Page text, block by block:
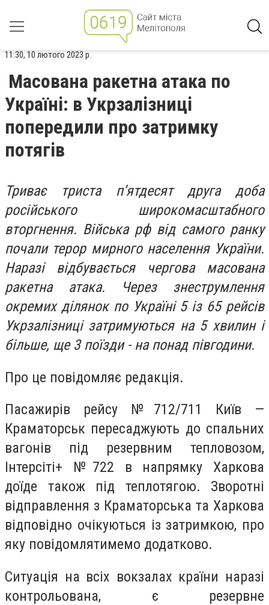
11:30, 10 лютого 2023 р.
Масована ракетна атака по
Україні: в Укрзалізниці
попередили про затримку
потягів
Триває триста п’ятдесят друга доба
російського широкомасштабного
вторгнення. Війська рф від самого ранку
почали терор мирного населення України.
Наразі відбувається чергова масована
ракетна атака. Через знеструмлення
окремих ділянок по Україні 5 із 65 рейсів
Укрзалізниці затримуються на 5 хвилин і
більше, ще 3 поїзди - на понад півгодини.
Про це повідомляє редакція.
Пасажирів рейсу №712/711 Київ —
Краматорськ пересаджують до спальних
вагонів під резервним тепловозом,
Інтерсіті+ №722 в напрямку Харкова
доїде також під теплотягою. Зворотні
відправлення з Краматорська та Харкова
відповідно очікуються із затримкою, про
яку повідомлятимемо додатково.
Ситуація на всіх вокзалах країни наразі
контрольована, є резервне